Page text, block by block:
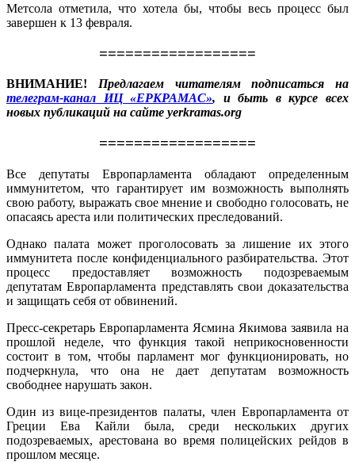
Метсола отметила, что хотела бы, чтобы весь процесс был
завершен к 13 февраля.
==================
ВНИМАНИЕ! Предлагаем читателям подписаться на
телеграм-канал ИЦ «ЕРКРАМАС», и быть в курсе всех
новых публикаций на сайте yerkramas.org
==================
Все депутаты Европарламента обладают определенным
иммунитетом, что гарантирует им возможность выполнять
свою работу, выражать свое мнение и свободно голосовать, не
опасаясь ареста или политических преследований.
Однако палата может проголосовать за лишение их этого
иммунитета после конфиденциального разбирательства. Этот
процесс предоставляет возможность подозреваемым
депутатам Европарламента представлять свои доказательства
и защищать себя от обвинений.
Пресс-секретарь Европарламента Ясмина Якимова заявила на
прошлой неделе, что функция такой неприкосновенности
состоит в том, чтобы парламент мог функционировать, но
подчеркнула, что она не дает депутатам возможность
свободнее нарушать закон.
Один из вице-президентов палаты, член Европарламента от
Греции Ева Кайли была, среди нескольких других
подозреваемых, арестована во время полицейских рейдов в
прошлом месяце.